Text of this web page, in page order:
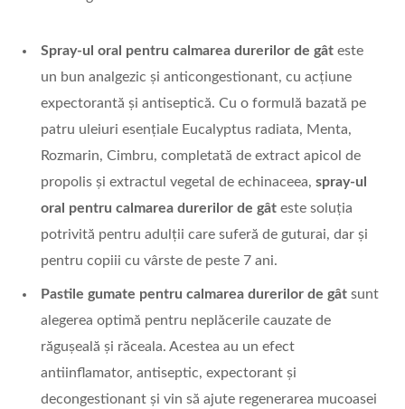
Spray-ul oral pentru calmarea durerilor de gât este
un bun analgezic și anticongestionant, cu acțiune
expectorantă și antiseptică. Cu o formulă bazată pe
patru uleiuri esențiale Eucalyptus radiata, Menta,
Rozmarin, Cimbru, completată de extract apicol de
propolis și extractul vegetal de echinaceea, spray-ul
oral pentru calmarea durerilor de gât este soluția
potrivită pentru adulții care suferă de guturai, dar și
pentru copiii cu vârste de peste 7 ani.
Pastile gumate pentru calmarea durerilor de gât sunt
alegerea optimă pentru neplăcerile cauzate de
răgușeală și răceala. Acestea au un efect
antiinflamator, antiseptic, expectorant și
decongestionant și vin să ajute regenerarea mucoasei